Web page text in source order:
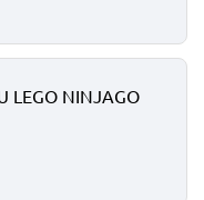
LEGO NINJAGO